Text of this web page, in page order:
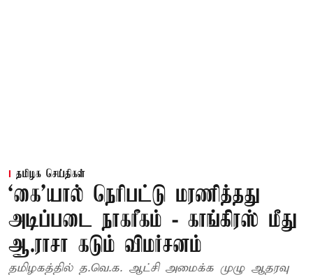
தமிழக செய்திகள்
‘கை’யால் நெரிபட்டு மரணித்தது
அடிப்படை நாகரீகம் - காங்கிரஸ் மீது
ஆ.ராசா கடும் விமர்சனம்
தமிழகத்தில் த.வெ.க. ஆட்சி அமைக்க முழு ஆதரவு